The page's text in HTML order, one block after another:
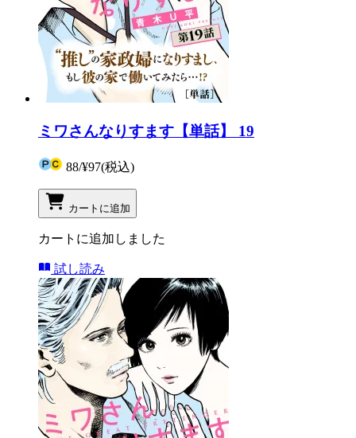
ミワさんなりすます【単話】 19
88/¥97(税込)
カートに追加
カートに追加しました
試し読み